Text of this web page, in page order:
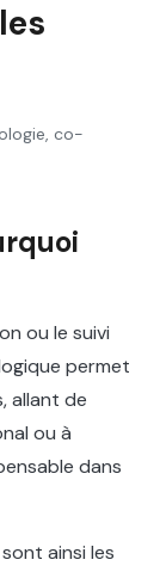
co-
ou le suivi
permet
allant de
ou à
dans
ainsi les